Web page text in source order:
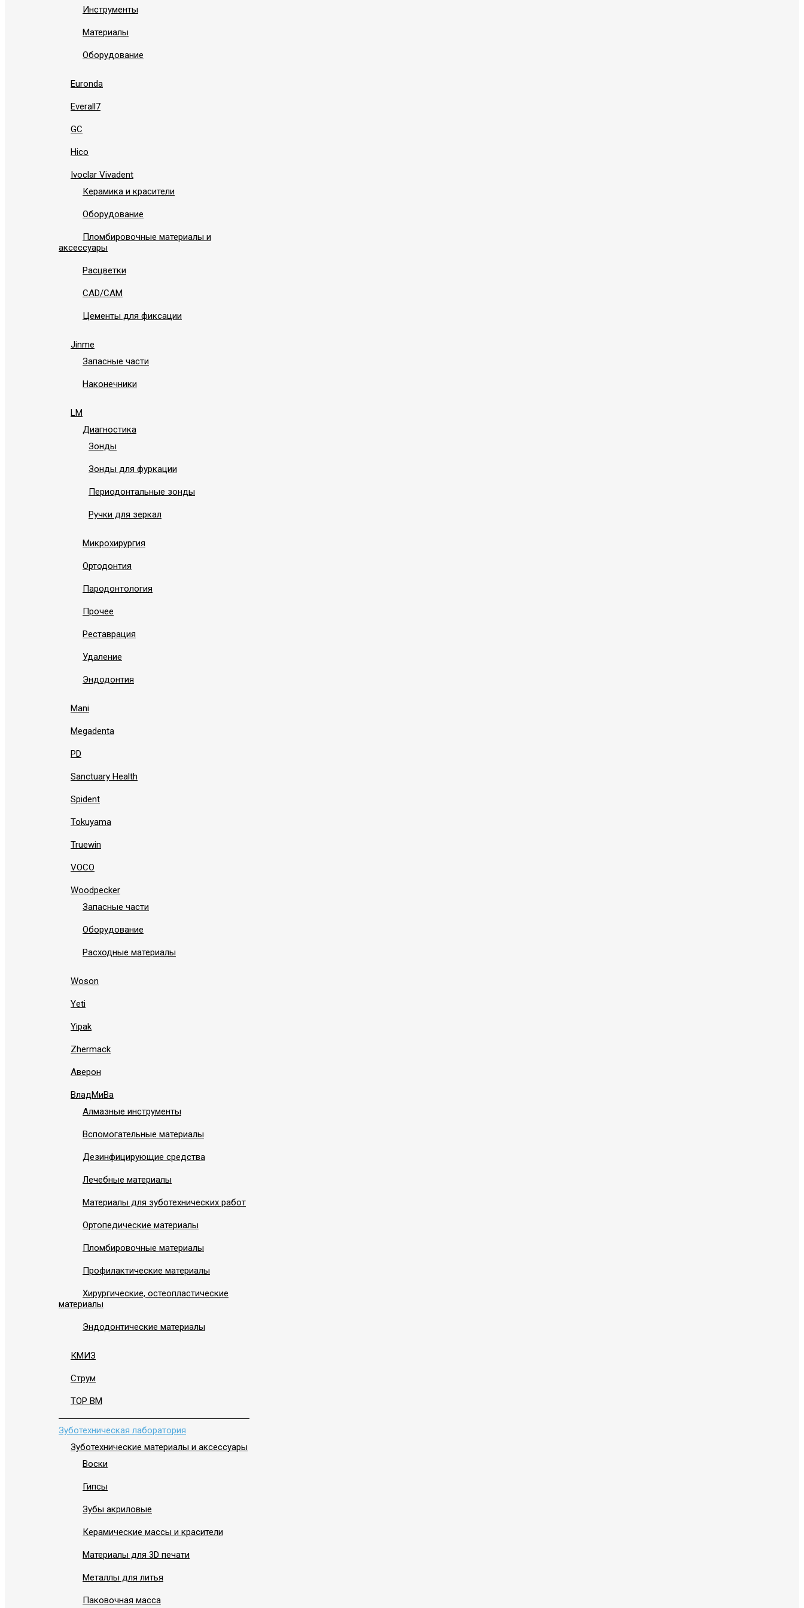
Инструменты
Материалы
Оборудование
Euronda
Everall7
GC
Hico
Ivoclar Vivadent
Керамика и красители
Оборудование
Пломбировочные материалы и
аксессуары
Расцветки
СAD/CAM
Цементы для фиксации
Jinme
Запасные части
Наконечники
LM
Диагностика
Зонды
Зонды для фуркации
Периодонтальные зонды
Ручки для зеркал
Микрохирургия
Ортодонтия
Пародонтология
Прочее
Реставрация
Удаление
Эндодонтия
Mani
Megadenta
PD
Sanctuary Health
Spident
Tokuyama
Truewin
VOCO
Woodpecker
Запасные части
Оборудование
Расходные материалы
Woson
Yeti
Yipak
Zhermack
Аверон
ВладМиВа
Алмазные инструменты
Вспомогательные материалы
Дезинфицирующие средства
Лечебные материалы
Материалы для зуботехнических работ
Ортопедические материалы
Пломбировочные материалы
Профилактические материалы
Хирургические, остеопластические
материалы
Эндодонтические материалы
КМИЗ
Струм
ТОР ВМ
Зуботехническая лаборатория
Зуботехнические материалы и аксессуары
Воски
Гипсы
Зубы акриловые
Керамические массы и красители
Материалы для 3D печати
Металлы для литья
Паковочная масса